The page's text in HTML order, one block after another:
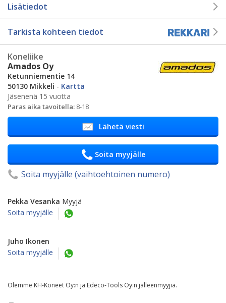
Lisätiedot
Tarkista kohteen tiedot
Koneliike
Amados Oy
Ketunniementie 14
50130 Mikkeli - Kartta
Jäsenenä 15 vuotta
Paras aika tavoitella: 8-18
Lähetä viesti
Soita myyjälle
Soita myyjälle (vaihtoehtoinen numero)
Pekka Vesanka Myyjä
Soita myyjälle
Juho Ikonen
Soita myyjälle
Olemme KH-Koneet Oy:n ja Edeco-Tools Oy:n jälleenmyyjiä.